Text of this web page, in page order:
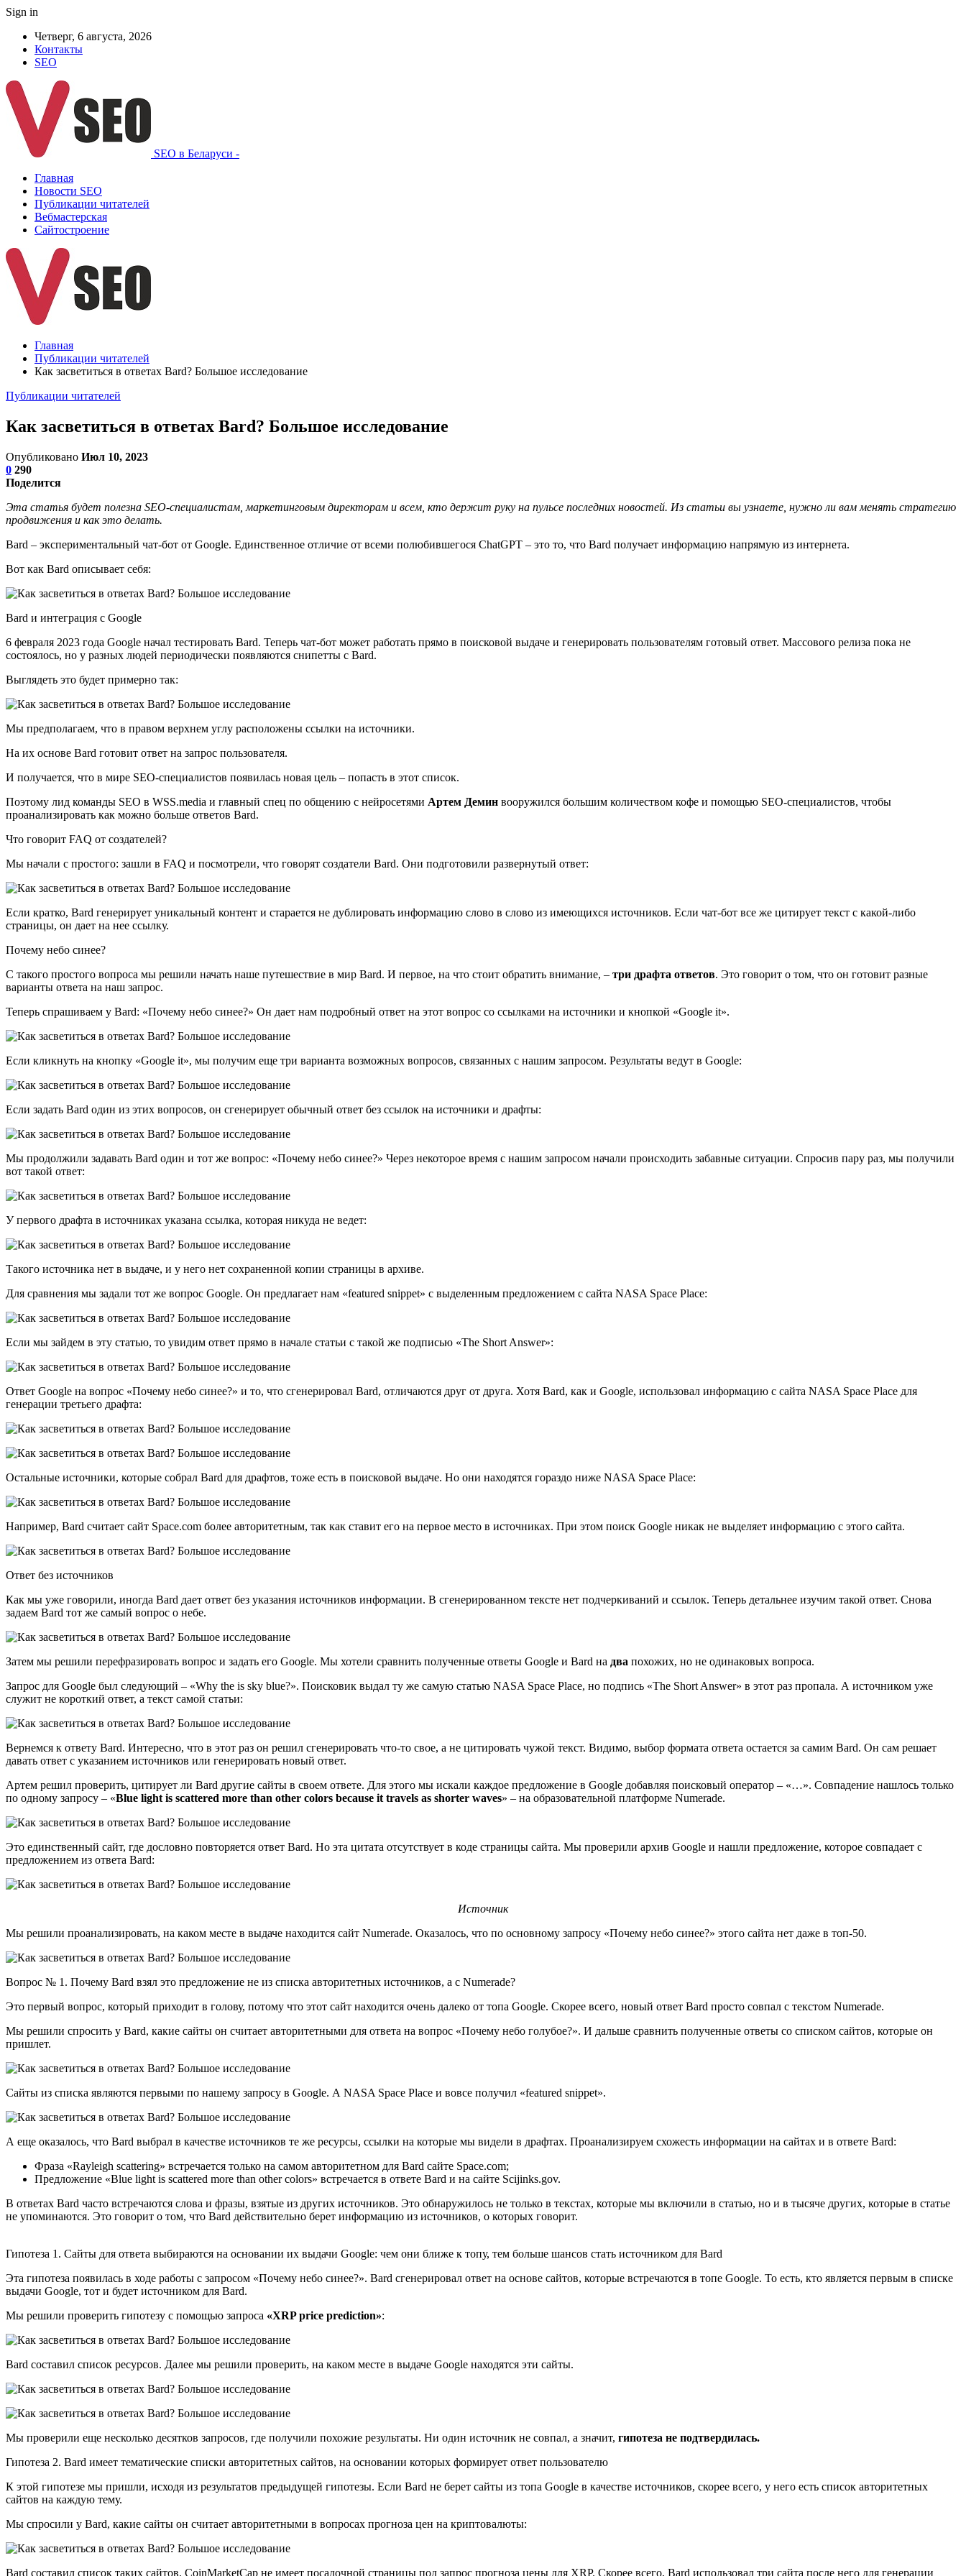
Sign in
Четверг, 6 августа, 2026
Контакты
SEO
SEO в Беларуси -
Главная
Новости SEO
Публикации читателей
Вебмастерская
Сайтостроение
Главная
Публикации читателей
Как засветиться в ответах Bard? Большое исследование
Публикации читателей
Как засветиться в ответах Bard? Большое исследование
Опубликовано Июл 10, 2023
0 290
Поделится
Эта статья будет полезна SEO-специалистам, маркетинговым директорам и всем, кто держит руку на пульсе последних новостей. Из статьи вы узнаете, нужно ли вам менять стратегию
продвижения и как это делать.
Bard – экспериментальный чат-бот от Google. Единственное отличие от всеми полюбившегося ChatGPT – это то, что Bard получает информацию напрямую из интернета.
Вот как Bard описывает себя:
Bard и интеграция с Google
6 февраля 2023 года Google начал тестировать Bard. Теперь чат-бот может работать прямо в поисковой выдаче и генерировать пользователям готовый ответ. Массового релиза пока не
состоялось, но у разных людей периодически появляются снипетты с Bard.
Выглядеть это будет примерно так:
Мы предполагаем, что в правом верхнем углу расположены ссылки на источники.
На их основе Bard готовит ответ на запрос пользователя.
И получается, что в мире SEO-специалистов появилась новая цель – попасть в этот список.
Поэтому лид команды SEO в WSS.media и главный спец по общению с нейросетями Артем Демин вооружился большим количеством кофе и помощью SEO-специалистов, чтобы
проанализировать как можно больше ответов Bard.
Что говорит FAQ от создателей?
Мы начали с простого: зашли в FAQ и посмотрели, что говорят создатели Bard. Они подготовили развернутый ответ:
Если кратко, Bard генерирует уникальный контент и старается не дублировать информацию слово в слово из имеющихся источников. Если чат-бот все же цитирует текст с какой-либо
страницы, он дает на нее ссылку.
Почему небо синее?
С такого простого вопроса мы решили начать наше путешествие в мир Bard. И первое, на что стоит обратить внимание, – три драфта ответов. Это говорит о том, что он готовит разные
варианты ответа на наш запрос.
Теперь спрашиваем у Bard: «Почему небо синее?» Он дает нам подробный ответ на этот вопрос со ссылками на источники и кнопкой «Google it».
Если кликнуть на кнопку «Google it», мы получим еще три варианта возможных вопросов, связанных с нашим запросом. Результаты ведут в Google:
Если задать Bard один из этих вопросов, он сгенерирует обычный ответ без ссылок на источники и драфты:
Мы продолжили задавать Bard один и тот же вопрос: «Почему небо синее?» Через некоторое время с нашим запросом начали происходить забавные ситуации. Спросив пару раз, мы получили
вот такой ответ:
У первого драфта в источниках указана ссылка, которая никуда не ведет:
Такого источника нет в выдаче, и у него нет сохраненной копии страницы в архиве.
Для сравнения мы задали тот же вопрос Google. Он предлагает нам «featured snippet» с выделенным предложением с сайта NASA Space Place:
Если мы зайдем в эту статью, то увидим ответ прямо в начале статьи с такой же подписью «The Short Answer»:
Ответ Google на вопрос «Почему небо синее?» и то, что сгенерировал Bard, отличаются друг от друга. Хотя Bard, как и Google, использовал информацию с сайта NASA Space Place для
генерации третьего драфта:
Остальные источники, которые собрал Bard для драфтов, тоже есть в поисковой выдаче. Но они находятся гораздо ниже NASA Space Place:
Например, Bard считает сайт Space.com более авторитетным, так как ставит его на первое место в источниках. При этом поиск Google никак не выделяет информацию с этого сайта.
Ответ без источников
Как мы уже говорили, иногда Bard дает ответ без указания источников информации. В сгенерированном тексте нет подчеркиваний и ссылок. Теперь детальнее изучим такой ответ. Снова
задаем Bard тот же самый вопрос о небе.
Затем мы решили перефразировать вопрос и задать его Google. Мы хотели сравнить полученные ответы Google и Bard на два похожих, но не одинаковых вопроса.
Запрос для Google был следующий – «Why the is sky blue?». Поисковик выдал ту же самую статью NASA Space Place, но подпись «The Short Answer» в этот раз пропала. А источником уже
служит не короткий ответ, а текст самой статьи:
Вернемся к ответу Bard. Интересно, что в этот раз он решил сгенерировать что-то свое, а не цитировать чужой текст. Видимо, выбор формата ответа остается за самим Bard. Он сам решает
давать ответ с указанием источников или генерировать новый ответ.
Артем решил проверить, цитирует ли Bard другие сайты в своем ответе. Для этого мы искали каждое предложение в Google добавляя поисковый оператор – «…». Совпадение нашлось только
по одному запросу – «Blue light is scattered more than other colors because it travels as shorter waves» – на образовательной платформе Numerade.
Это единственный сайт, где дословно повторяется ответ Bard. Но эта цитата отсутствует в коде страницы сайта. Мы проверили архив Google и нашли предложение, которое совпадает с
предложением из ответа Bard:
Источник
Мы решили проанализировать, на каком месте в выдаче находится сайт Numerade. Оказалось, что по основному запросу «Почему небо синее?» этого сайта нет даже в топ-50.
Вопрос № 1. Почему Bard взял это предложение не из списка авторитетных источников, а с Numerade?
Это первый вопрос, который приходит в голову, потому что этот сайт находится очень далеко от топа Google. Скорее всего, новый ответ Bard просто совпал с текстом Numerade.
Мы решили спросить у Bard, какие сайты он считает авторитетными для ответа на вопрос «Почему небо голубое?». И дальше сравнить полученные ответы со списком сайтов, которые он
пришлет.
Сайты из списка являются первыми по нашему запросу в Google. А NASA Space Place и вовсе получил «featured snippet».
А еще оказалось, что Bard выбрал в качестве источников те же ресурсы, ссылки на которые мы видели в драфтах. Проанализируем схожесть информации на сайтах и в ответе Bard:
Фраза «Rayleigh scattering» встречается только на самом авторитетном для Bard сайте Space.com;
Предложение «Blue light is scattered more than other colors» встречается в ответе Bard и на сайте Scijinks.gov.
В ответах Bard часто встречаются слова и фразы, взятые из других источников. Это обнаружилось не только в текстах, которые мы включили в статью, но и в тысяче других, которые в статье
не упоминаются. Это говорит о том, что Bard действительно берет информацию из источников, о которых говорит.
Гипотеза 1. Сайты для ответа выбираются на основании их выдачи Google: чем они ближе к топу, тем больше шансов стать источником для Bard
Эта гипотеза появилась в ходе работы с запросом «Почему небо синее?». Bard сгенерировал ответ на основе сайтов, которые встречаются в топе Google. То есть, кто является первым в списке
выдачи Google, тот и будет источником для Bard.
Мы решили проверить гипотезу с помощью запроса «XRP price prediction»:
Bard составил список ресурсов. Далее мы решили проверить, на каком месте в выдаче Google находятся эти сайты.
Мы проверили еще несколько десятков запросов, где получили похожие результаты. Ни один источник не совпал, а значит, гипотеза не подтвердилась.
Гипотеза 2. Bard имеет тематические списки авторитетных сайтов, на основании которых формирует ответ пользователю
К этой гипотезе мы пришли, исходя из результатов предыдущей гипотезы. Если Bard не берет сайты из топа Google в качестве источников, скорее всего, у него есть список авторитетных
сайтов на каждую тему.
Мы спросили у Bard, какие сайты он считает авторитетными в вопросах прогноза цен на криптовалюты:
Bard составил список таких сайтов. CoinMarketCap не имеет посадочной страницы под запрос прогноза цены для XRP. Скорее всего, Bard использовал три сайта после него для генерации